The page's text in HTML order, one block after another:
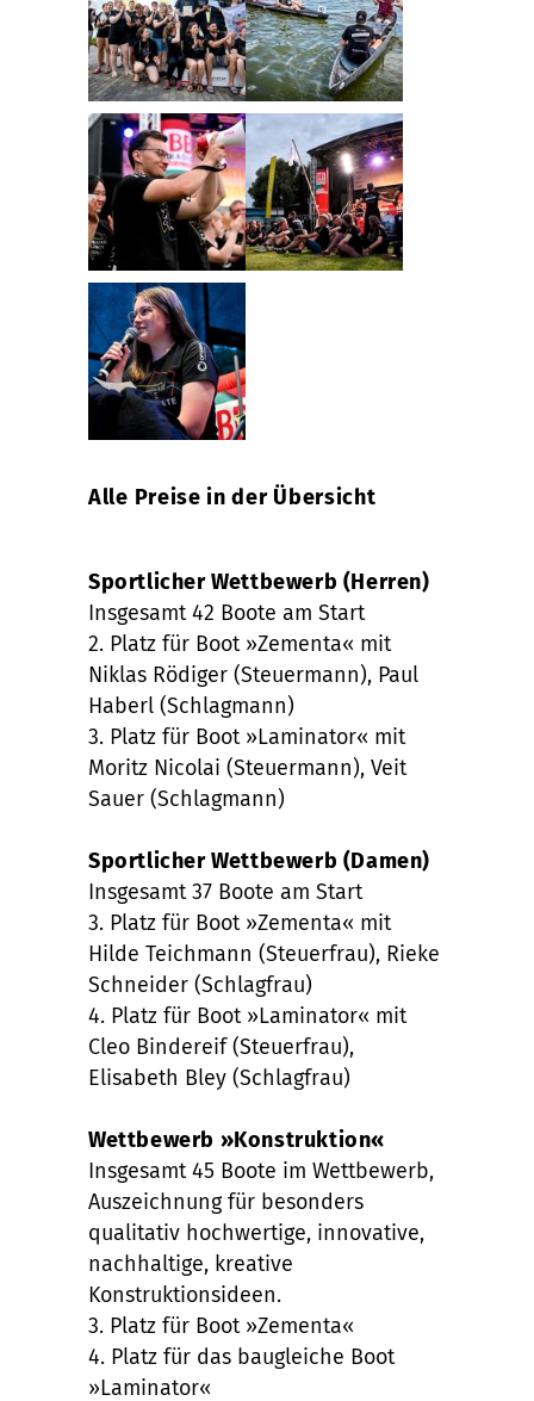
Alle Preise in der Übersicht
Sportlicher Wettbewerb (Herren)
Insgesamt 42 Boote am Start
2. Platz für Boot »Zementa« mit
Niklas Rödiger (Steuermann), Paul
Haberl (Schlagmann)
3. Platz für Boot »Laminator« mit
Moritz Nicolai (Steuermann), Veit
Sauer (Schlagmann)
Sportlicher Wettbewerb (Damen)
Insgesamt 37 Boote am Start
3. Platz für Boot »Zementa« mit
Hilde Teichmann (Steuerfrau), Rieke
Schneider (Schlagfrau)
4. Platz für Boot »Laminator« mit
Cleo Bindereif (Steuerfrau),
Elisabeth Bley (Schlagfrau)
Wettbewerb »Konstruktion«
Insgesamt 45 Boote im Wettbewerb,
Auszeichnung für besonders
qualitativ hochwertige, innovative,
nachhaltige, kreative
Konstruktionsideen.
3. Platz für Boot »Zementa«
4. Platz für das baugleiche Boot
»Laminator«